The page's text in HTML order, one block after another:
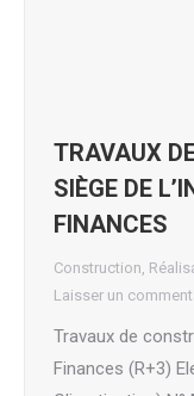
TRAVAUX
SIÈGE DE
FINANCES
Construction,
Laisser un
Travaux de
Finances (R+3)